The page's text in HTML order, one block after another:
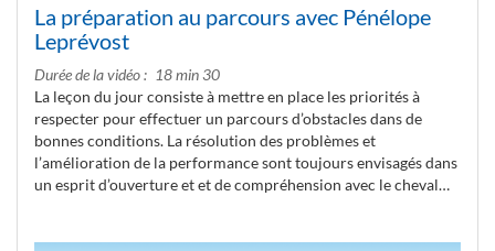
La préparation au parcours avec Pénélope
Leprévost
Durée de la vidéo
18 min 30
La leçon du jour consiste à mettre en place les priorités à
respecter pour effectuer un parcours d’obstacles dans de
bonnes conditions. La résolution des problèmes et
l’amélioration de la performance sont toujours envisagés dans
un esprit d’ouverture et et de compréhension avec le cheval…